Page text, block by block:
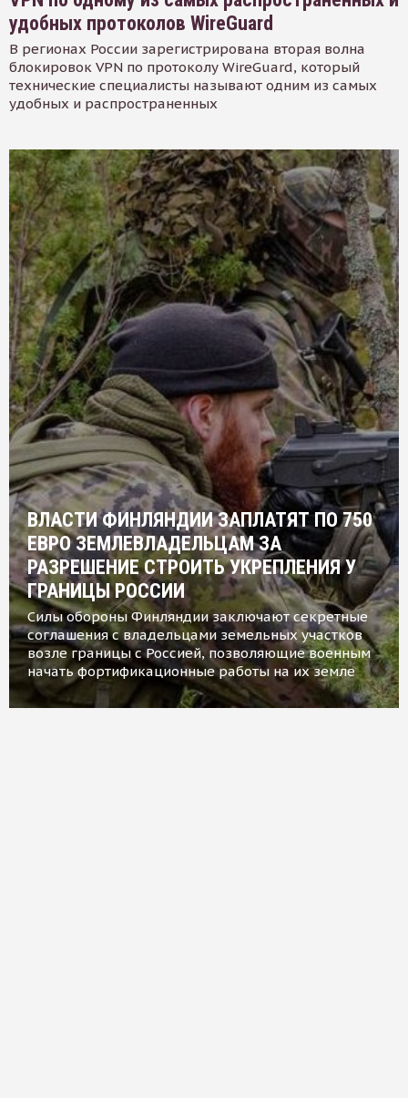
удобных протоколов WireGuard
В регионах России зарегистрирована вторая волна
блокировок VPN по протоколу WireGuard, который
технические специалисты называют одним из самых
удобных и распространенных
ВЛАСТИ ФИНЛЯНДИИ ЗАПЛАТЯТ ПО 750
ЕВРО ЗЕМЛЕВЛАДЕЛЬЦАМ ЗА
РАЗРЕШЕНИЕ СТРОИТЬ УКРЕПЛЕНИЯ У
ГРАНИЦЫ РОССИИ
Силы обороны Финляндии заключают секретные
соглашения с владельцами земельных участков
возле границы с Россией, позволяющие военным
начать фортификационные работы на их земле